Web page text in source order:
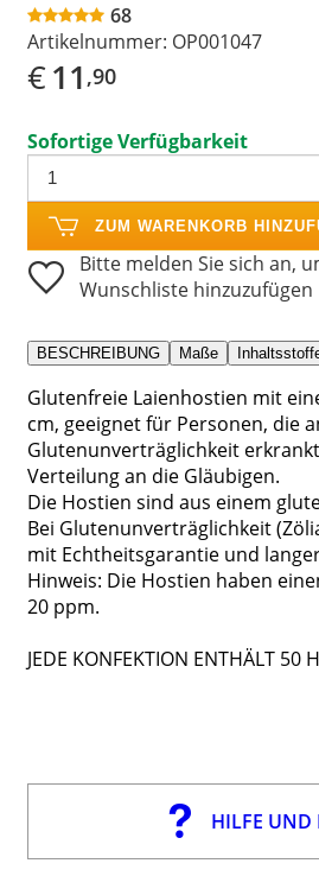
68
Artikelnummer: OP001047
€11 ,90
Sofortige Verfügbarkeit
ZUM WARENKORB
Bitte melden Sie sich an,
Wunschliste hinzuzufügen
BESCHREIBUNG Maße
Glutenfreie Laienhostien mit
cm, geeignet für Personen, die
Glutenunverträglichkeit
Verteilung an die Gläubigen.
Die Hostien sind aus einem
Bei Glutenunverträglichkeit
mit Echtheitsgarantie und
Hinweis: Die Hostien haben
20 ppm.
JEDE KONFEKTION ENTHÄLT 50
HILFE UND